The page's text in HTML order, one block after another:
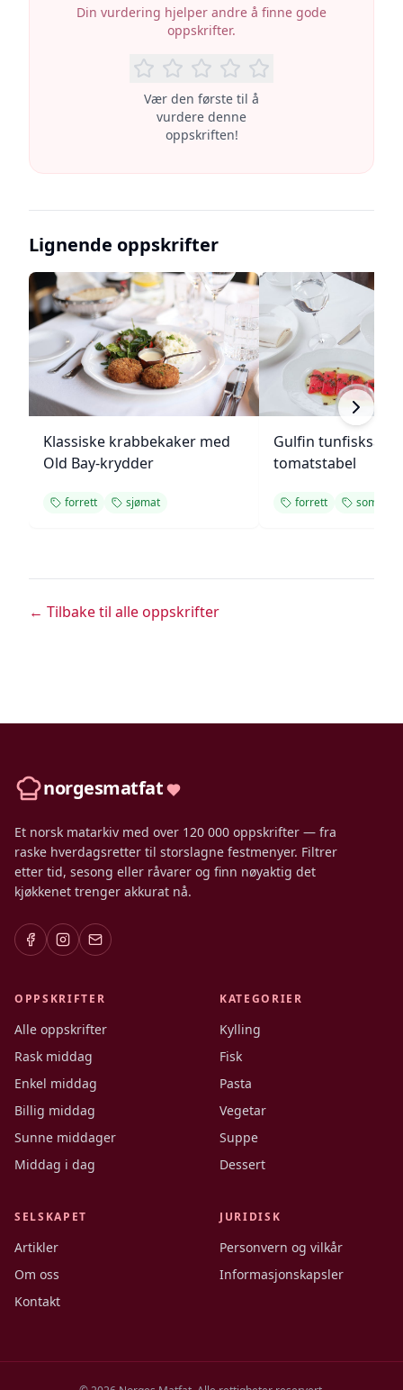
Din vurdering hjelper andre å finne gode
oppskrifter.
Vær den første til å
vurdere denne
oppskriften!
Lignende oppskrifter
Klassiske krabbekaker med
Old Bay-krydder
forrett sjømat
Gulfin tunfisksalat
tomatstabel
forrett sommer
← Tilbake til alle oppskrifter
norgesmatfat
Et norsk matarkiv med over 120 000 oppskrifter — fra
raske hverdagsretter til storslagne festmenyer. Filtrer
etter tid, sesong eller råvarer og finn nøyaktig det
kjøkkenet trenger akkurat nå.
OPPSKRIFTER
Alle oppskrifter
Rask middag
Enkel middag
Billig middag
Sunne middager
Middag i dag
KATEGORIER
Kylling
Fisk
Pasta
Vegetar
Suppe
Dessert
SELSKAPET
Artikler
Om oss
Kontakt
JURIDISK
Personvern og vilkår
Informasjonskapsler